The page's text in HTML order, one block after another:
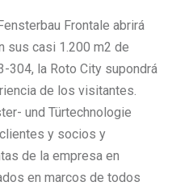
Fensterbau Frontale abrirá
sus casi 1.200 m2 de
304, la Roto City supondrá
de los visitantes.
und Türtechnologie
y socios y
de la empresa en
en marcos de todos